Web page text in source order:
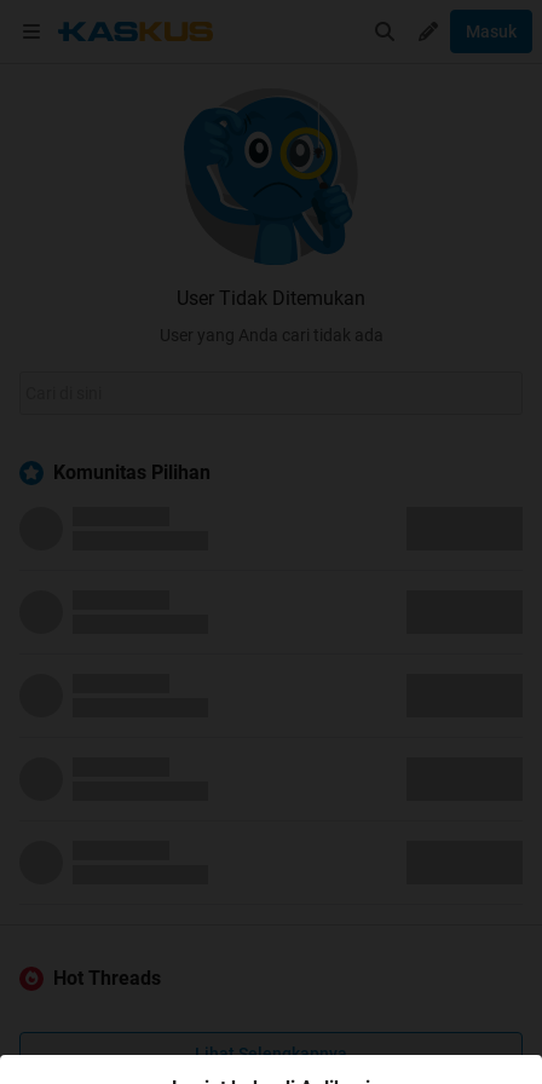
Masuk
User Tidak Ditemukan
User yang Anda cari tidak ada
Komunitas Pilihan
Hot Threads
Lihat Selengkapnya